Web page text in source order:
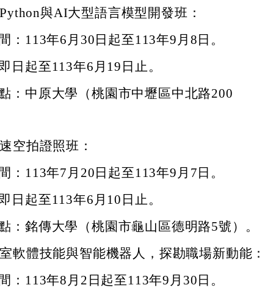
與AI大型語言模型開發班：
：113年6月30日起至113年9月8日。
日起至113年6月19日止。
：中原大學（桃園市中壢區中北路200
空拍證照班：
：113年7月20日起至113年9月7日。
日起至113年6月10日止。
：銘傳大學（桃園市龜山區德明路5號）。
軟體技能與智能機器人，探勘職場新動能：
：113年8月2日起至113年9月30日。